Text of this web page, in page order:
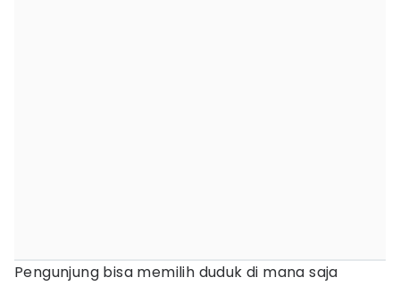
Pengunjung bisa memilih duduk di mana saja